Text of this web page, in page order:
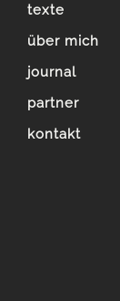
texte
über mich
journal
partner
kontakt